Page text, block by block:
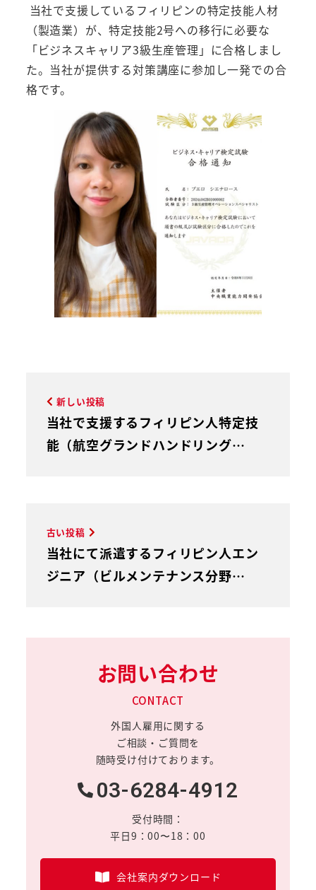
当社で支援しているフィリピンの特定技能人材
（製造業）が、特定技能2号への移行に必要な
「ビジネスキャリア3級生産管理」に合格しまし
た。当社が提供する対策講座に参加し一発での合
格です。
古い投稿
当社にて派遣するフィリピン人エン
ジニア（ビルメンテナンス分野…
新しい投稿
当社で支援するフィリピン人特定技
能（航空グランドハンドリング…
お問い合わせ
CONTACT
外国人雇用に関する
ご相談・ご質問を
随時受け付けております。
03-6284-4912
受付時間：
平日9：00〜18：00
会社案内ダウンロード